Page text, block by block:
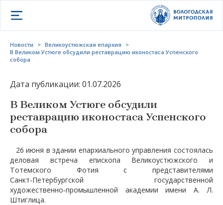
Открыть меню
Новости > Великоустюжская епархия
>
В Великом Устюге обсудили реставрацию иконостаса Успенского
собора
Дата публикации: 01.07.2026
В Великом Устюге обсудили
реставрацию иконостаса Успенского
собора
26 июня в здании епархиального управления состоялась
деловая встреча епископа Великоустюжского и
Тотемского Фотия с представителями
Санкт‑Петербургской государственной
художественно‑промышленной академии имени А. Л.
Штиглица.